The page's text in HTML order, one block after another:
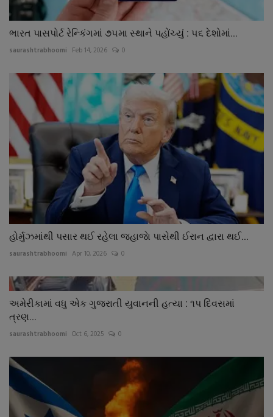
ભારત પાસપોર્ટ રેન્કિંગમાં ૭૫મા સ્થાને પહોંચ્યું : ૫૬ દેશોમાં...
saurashtrabhoomi Feb 14, 2026 0
હોર્મુઝમાંથી પસાર થઈ રહેલા જહાજાે પાસેથી ઈરાન દ્વારા થઈ...
saurashtrabhoomi Apr 10, 2026 0
અમેરીકામાં વધુ એક ગુજરાતી યુવાનની હત્યા : ૧પ દિવસમાં
ત્રણ...
saurashtrabhoomi Oct 6, 2025 0